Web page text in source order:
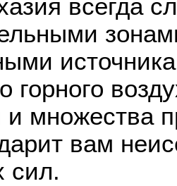
всегда
горного
множества
вам
сил.